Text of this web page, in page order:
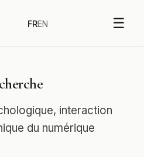
FREN ☰
interaction
du numérique